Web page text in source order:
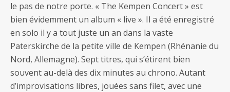
le pas de notre porte. « The Kempen Concert » est
bien évidemment un album « live ». Il a été enregistré
en solo il y a tout juste un an dans la vaste
Paterskirche de la petite ville de Kempen (Rhénanie du
Nord, Allemagne). Sept titres, qui s’étirent bien
souvent au-delà des dix minutes au chrono. Autant
d’improvisations libres, jouées sans filet, avec une